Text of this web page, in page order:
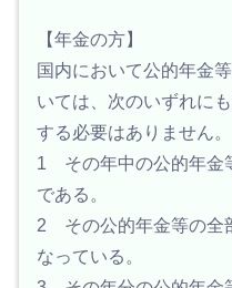
【年金の方】
国内において公的年金
いては、次のいずれに
する必要はありません。
1 その年中の公的年金
である。
2 その公的年金等の全
なっている。